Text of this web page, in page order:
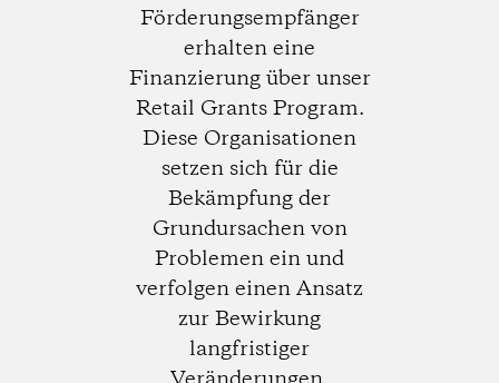
Förderungsempfänger
erhalten eine
Finanzierung über unser
Retail Grants Program.
Diese Organisationen
setzen sich für die
Bekämpfung der
Grundursachen von
Problemen ein und
verfolgen einen Ansatz
zur Bewirkung
langfristiger